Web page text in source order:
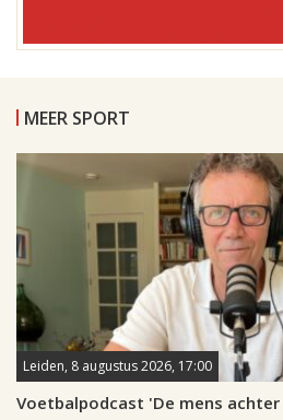
MEER SPORT
Leiden, 8 augustus 2026, 17:00
Voetbalpodcast 'De mens achter